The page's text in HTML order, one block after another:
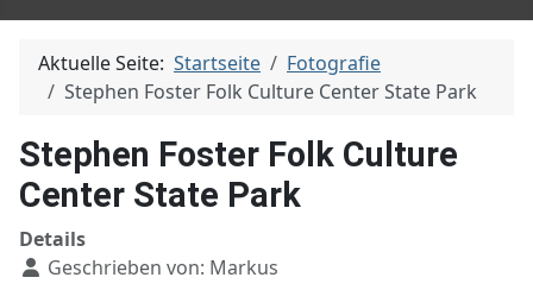
Aktuelle Seite: Startseite
Fotografie
Stephen Foster Folk Culture Center State Park
Stephen Foster Folk Culture
Center State Park
Details
Geschrieben von: Markus